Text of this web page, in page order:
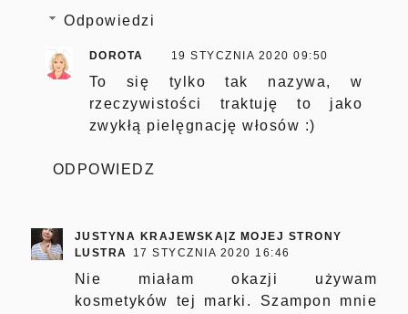
Odpowiedzi
DOROTA 19 STYCZNIA 2020 09:50
To się tylko tak nazywa, w
rzeczywistości traktuję to jako
zwykłą pielęgnację włosów :)
ODPOWIEDZ
JUSTYNA KRAJEWSKA|Z MOJEJ STRONY
LUSTRA
17 STYCZNIA 2020 16:46
Nie miałam okazji używam
kosmetyków tej marki. Szampon mnie